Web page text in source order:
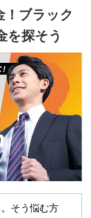
！ブラック
を探そう
そう悩む方